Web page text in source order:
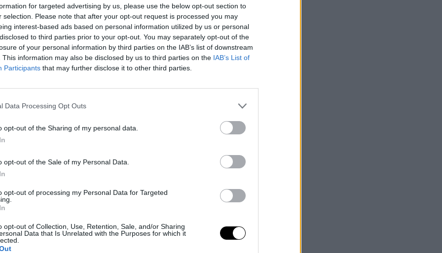
for targeted advertising by us, please use the below opt-out section to
selection. Please note that after your opt-out request is processed you may
interest-based ads based on personal information utilized by us or personal
to third parties prior to your opt-out. You may separately opt-out of the
of your personal information by third parties on the IAB’s list of downstream
This information may also be disclosed by us to third parties on the IAB’s List of
Participants that may further disclose it to other third parties.
Data Processing Opt Outs
opt-out of the Sharing of my personal data.
opt-out of the Sale of my Personal Data.
opt-out of processing my Personal Data for Targeted
opt-out of Collection, Use, Retention, Sale, and/or Sharing
Data that Is Unrelated with the Purposes for which it
Amazon Prime előfizetéssel pedig
nem maradunk le a legjobb
desszertek elkészítéséről,
kezelhetővé válik.
.
Az Éttermek
több amerikai étterem is levette
miközben a fertőzés több száz
Államokban tomboló parazita-